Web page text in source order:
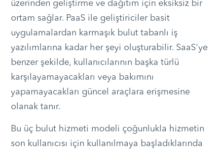
üzerinden geliştirme ve dağıtım için eksiksiz bir
ortam sağlar. PaaS ile geliştiriciler basit
uygulamalardan karmaşık bulut tabanlı iş
yazılımlarına kadar her şeyi oluşturabilir. SaaS'ye
benzer şekilde, kullanıcılarının başka türlü
karşılayamayacakları veya bakımını
yapamayacakları güncel araçlara erişmesine
olanak tanır.
Bu üç bulut hizmeti modeli çoğunlukla hizmetin
son kullanıcısı için kullanılmaya başladıklarında